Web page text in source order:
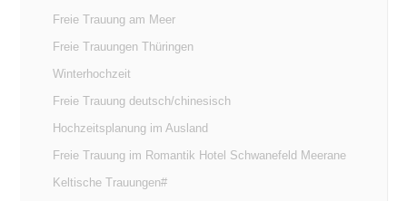
Freie Trauung am Meer
Freie Trauungen Thüringen
Winterhochzeit
Freie Trauung deutsch/chinesisch
Hochzeitsplanung im Ausland
Freie Trauung im Romantik Hotel Schwanefeld Meerane
Keltische Trauungen#